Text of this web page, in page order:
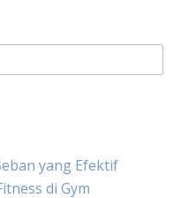
yang Efektif
di Gym